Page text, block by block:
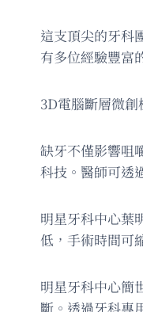
這支頂尖的牙科
有多位經驗豐富
3D電腦斷層微創
缺牙不僅影響咀
科技。醫師可透
明星牙科中心葉
低，手術時間可
明星牙科中心簡
斷。透過牙科專